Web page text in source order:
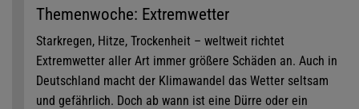
Themenwoche: Extremwetter
Starkregen, Hitze, Trockenheit – weltweit richtet
Extremwetter aller Art immer größere Schäden an. Auch in
Deutschland macht der Klimawandel das Wetter seltsam
und gefährlich. Doch ab wann ist eine Dürre oder ein